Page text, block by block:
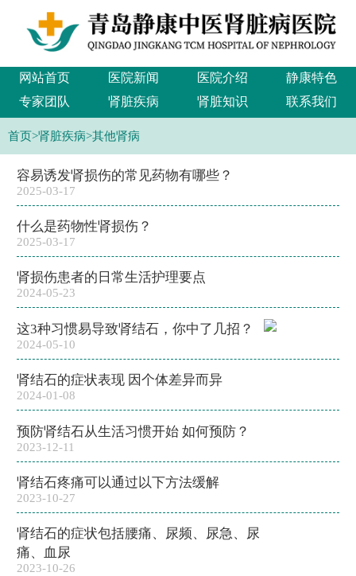
网站首页 医院新闻 医院介绍
静康特色
专家团队
肾脏疾病 肾脏知识 联系我们
首页>肾脏疾病>其他肾病
容易诱发肾损伤的常见药物有哪些？
2025-03-17
什么是药物性肾损伤？
2025-03-17
肾损伤患者的日常生活护理要点
2024-05-23
这3种习惯易导致肾结石，你中了几招？
2024-05-10
肾结石的症状表现 因个体差异而异
2024-01-08
预防肾结石从生活习惯开始 如何预防？
2023-12-11
肾结石疼痛可以通过以下方法缓解
2023-10-27
肾结石的症状包括腰痛、尿频、尿急、尿
痛、血尿
2023-10-26